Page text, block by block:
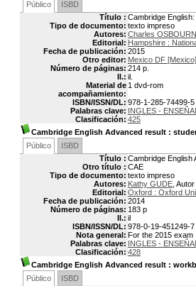
Público
ISBD
Título : Cambridge
Tipo de documento: texto impreso
Autores: Charles
Editorial: Hampshire :
Fecha de publicación: 2015
Otro editor: Mexico DF
Número de páginas: 214 p.
Il.: il.
Material de
acompañamiento:
1 dvd-rom
ISBN/ISSN/DL: 978-1-285-74499-5
Palabras clave: INGLES -
Clasificación: 425
Cambridge English Advanced result :
Público
ISBD
Título : Cambridge English
Otro título : CAE
Tipo de documento: texto impreso
Autores: Kathy GUDE ,
Editorial: Oxford : Oxford
Fecha de publicación: 2014
Número de páginas: 183 p
Il.: il
ISBN/ISSN/DL: 978-0-19-451249-7
Nota general: For the 2015 exam
Palabras clave: INGLES -
Clasificación: 428
Cambridge English Advanced result :
Público
ISBD